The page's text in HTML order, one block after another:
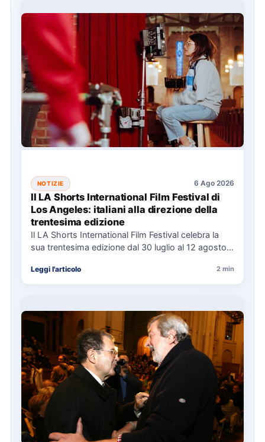
NOTIZIE 6 Ago 2026
Il LA Shorts International Film Festival di
Los Angeles: italiani alla direzione della
trentesima edizione
Il LA Shorts International Film Festival celebra la
sua trentesima edizione dal 30 luglio al 12 agosto,
Leggi l'articolo 2 min